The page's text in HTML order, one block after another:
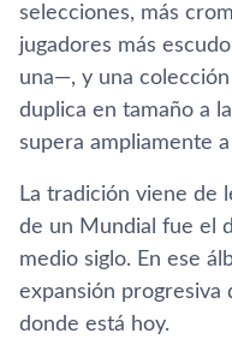
selecciones, más
jugadores más
una—, y una
duplica en tamaño a
supera ampliamente
La tradición viene de
de un Mundial fue el
medio siglo. En ese
expansión progresiva
donde está hoy.